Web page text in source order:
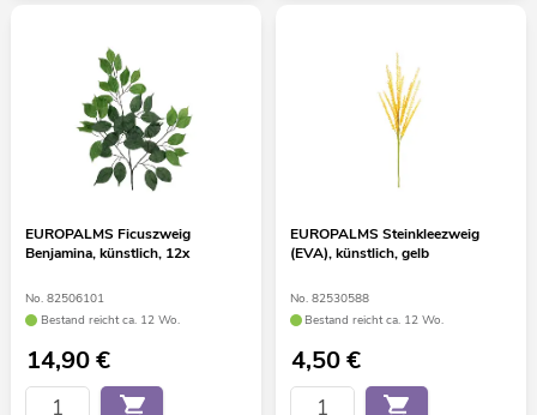
EUROPALMS Ficuszweig
Benjamina, künstlich, 12x
No. 82506101
Bestand reicht ca. 12 Wo.
14,90€
EUROPALMS Steinkleezweig
(EVA), künstlich, gelb
No. 82530588
Bestand reicht ca. 12 Wo.
4,50€